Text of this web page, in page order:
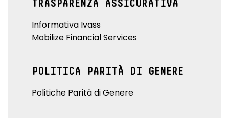
TRASPARENZA ASSICURATIVA
Informativa Ivass
Mobilize Financial Services
POLITICA PARITÀ DI GENERE
Politiche Parità di Genere